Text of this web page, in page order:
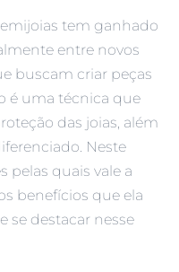
tem ganhado
entre novos
buscam criar peças
é uma técnica que
das joias, além
Neste
pelas quais vale a
benefícios que ela
se destacar nesse